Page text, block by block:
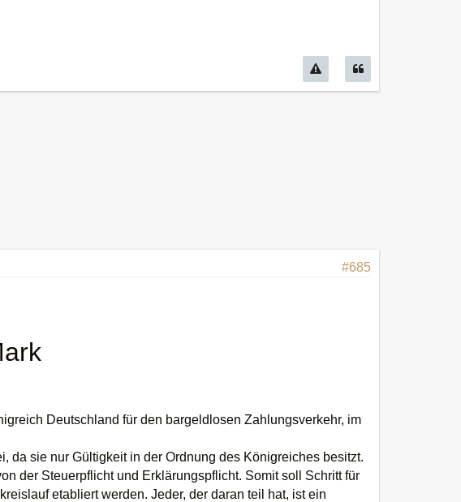
#685
Deutschland für den bargeldlosen Zahlungsverkehr, im
da sie nur Gültigkeit in der Ordnung des Königreiches besitzt.
der Steuerpflicht und Erklärungspflicht. Somit soll Schritt für
etabliert werden. Jeder, der daran teil hat, ist ein